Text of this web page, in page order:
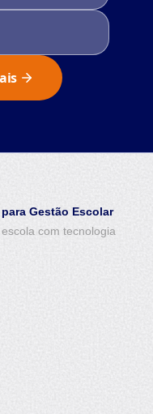
Gestão Escolar
com tecnologia